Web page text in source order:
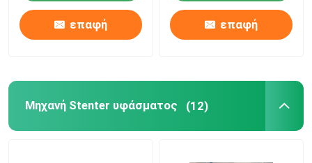
επαφή επαφή
Μηχανή Stenter υφάσματος (12)